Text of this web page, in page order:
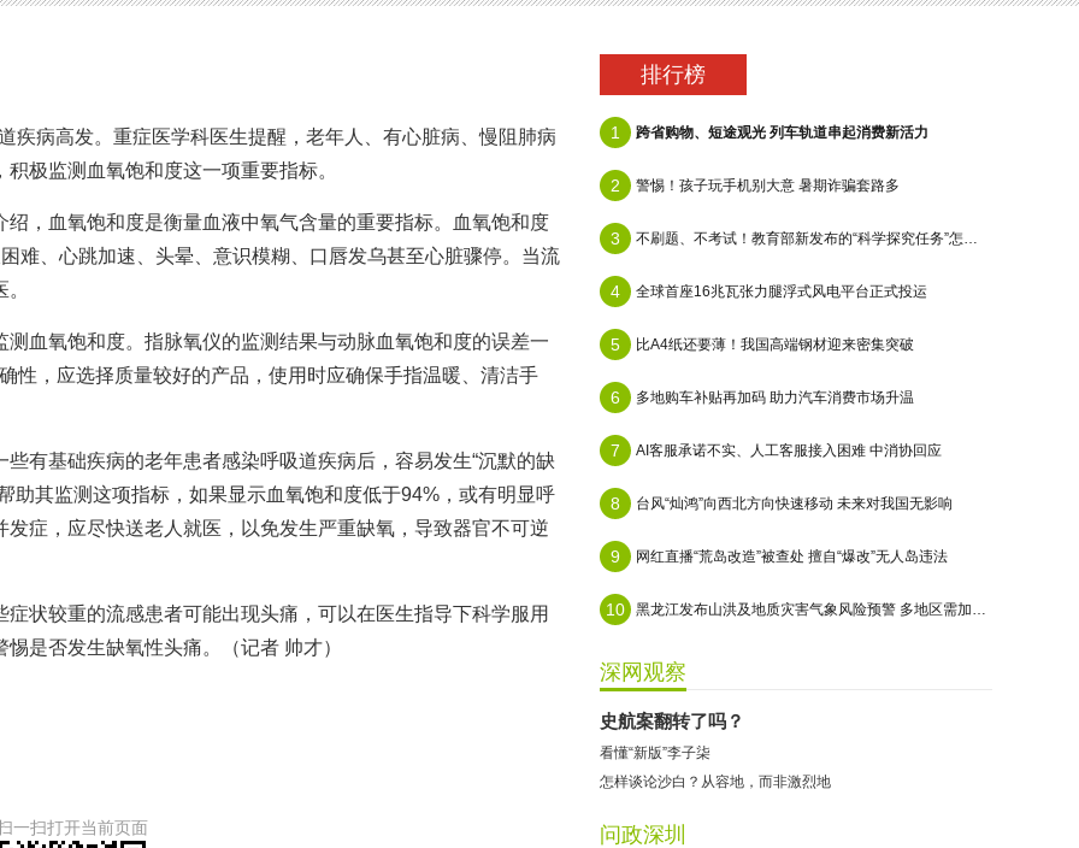
疾病高发。重症医学科医生提醒，老年人、有心脏病、慢阻肺病
极监测血氧饱和度这一项重要指标。
，血氧饱和度是衡量血液中氧气含量的重要指标。血氧饱和度
难、心跳加速、头晕、意识模糊、口唇发乌甚至心脏骤停。当流
血氧饱和度。指脉氧仪的监测结果与动脉血氧饱和度的误差一
性，应选择质量较好的产品，使用时应确保手指温暖、清洁手
有基础疾病的老年患者感染呼吸道疾病后，容易发生“沉默的缺
助其监测这项指标，如果显示血氧饱和度低于94%，或有明显呼
症，应尽快送老人就医，以免发生严重缺氧，导致器官不可逆
状较重的流感患者可能出现头痛，可以在医生指导下科学服用
是否发生缺氧性头痛。（记者 帅才）
一扫打开当前页面
排行榜
1 跨省购物、短途观光 列车轨道串起消费新活力
2 警惕！孩子玩手机别大意 暑期诈骗套路多
3 不刷题、不考试！教育部新发布的“科学探究任务”怎么做？
4 全球首座16兆瓦张力腿浮式风电平台正式投运
5 比A4纸还要薄！我国高端钢材迎来密集突破
6 多地购车补贴再加码 助力汽车消费市场升温
7 AI客服承诺不实、人工客服接入困难 中消协回应
8 台风“灿鸿”向西北方向快速移动 未来对我国无影响
9 网红直播“荒岛改造”被查处 擅自“爆改”无人岛违法
10 黑龙江发布山洪及地质灾害气象风险预警 多地区需加强防范
深网观察
史航案翻转了吗？
看懂“新版”李子柒
怎样谈论沙白？从容地，而非激烈地
问政深圳